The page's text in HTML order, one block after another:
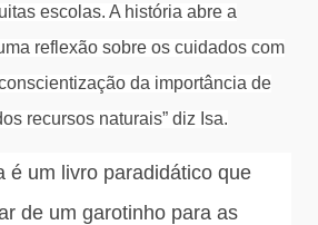
escolas. A história abre a
reflexão sobre os cuidados com
da importância de
recursos naturais” diz Isa.
é um livro paradidático que
de um garotinho para as